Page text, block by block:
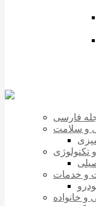
فارسی
و سلامت
تکنولوژی
و خدمات
خانواده